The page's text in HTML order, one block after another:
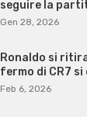
seguire la
Gen 28, 2026
Ronaldo si
fermo di CR7 si
Feb 6, 2026